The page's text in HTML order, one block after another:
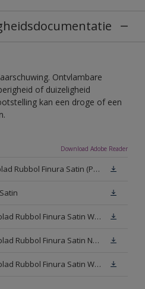
Ontvlambare
of duizeligheid
kan een droge of een
Download Adobe Reader
Technisch Informatieblad Rubbol Finura Satin (PDF)
Veiligheidsinformatieblad Rubbol Finura Satin W05 (MSDS)
Veiligheidsinformatieblad Rubbol Finura Satin N00 (MSDS)
Veiligheidsinformatieblad Rubbol Finura Satin White (MSDS)